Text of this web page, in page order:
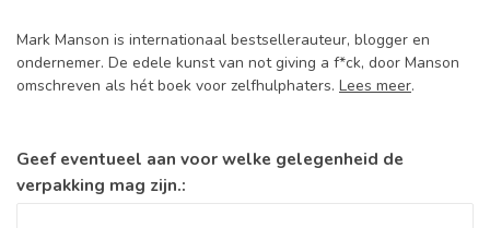
Mark Manson is internationaal bestsellerauteur, blogger en
ondernemer. De edele kunst van not giving a f*ck, door Manson
omschreven als hét boek voor zelfhulphaters. Lees meer.
Geef eventueel aan voor welke gelegenheid de
verpakking mag zijn.: